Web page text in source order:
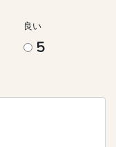
良い
5